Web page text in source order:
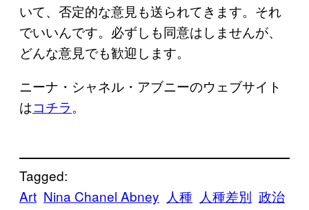
いて、否定的な意見も送られてきます。それ
でいいんです。必ずしも同意はしませんが、
どんな意見でも歓迎します。
ニーナ・シャネル・アブニーのウェブサイト
はコチラ。
Tagged:
Art Nina Chanel Abney 人種 人種差別 政治